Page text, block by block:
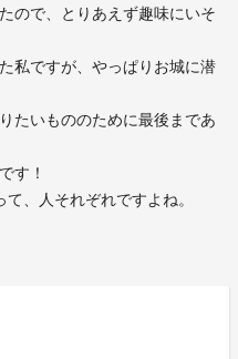
ので、とりあえず趣味にいそ
私ですが、やっぱりお城に潜
たいもののために最後まであ
す！
、人それぞれですよね。